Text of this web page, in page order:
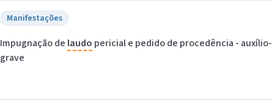
Manifestações
Impugnação de laudo pericial e pedido de procedência - auxílio-
grave